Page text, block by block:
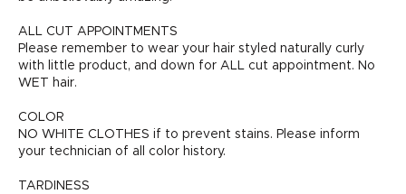
ALL CUT APPOINTMENTS
Please remember to wear your hair styled naturally curly
with little product, and down for ALL cut appointment. No
WET hair.
COLOR
NO WHITE CLOTHES if to prevent stains. Please inform
your technician of all color history.
TARDINESS